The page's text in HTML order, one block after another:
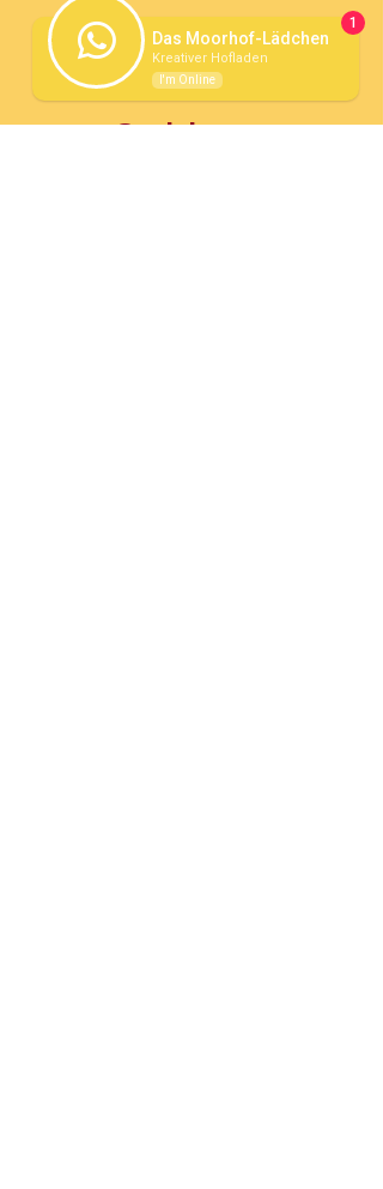
Cookies
Impressum
Social
Das Moorhof-Lädchen
Kreativer Hofladen
I'm Online
1